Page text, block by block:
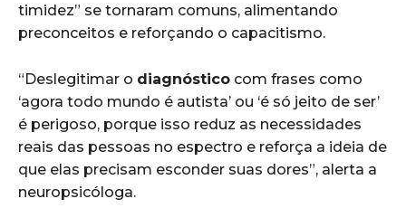
timidez” se tornaram comuns, alimentando
preconceitos e reforçando o capacitismo.
“Deslegitimar o diagnóstico com frases como
‘agora todo mundo é autista’ ou ‘é só jeito de ser’
é perigoso, porque isso reduz as necessidades
reais das pessoas no espectro e reforça a ideia de
que elas precisam esconder suas dores”, alerta a
neuropsicóloga.